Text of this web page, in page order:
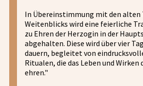
In Übereinstimmung mit den alten
Weitenblicks wird eine feierliche
zu Ehren der Herzogin in der
abgehalten. Diese wird über vier
dauern, begleitet von
Ritualen, die das Leben und Wirken
ehren."